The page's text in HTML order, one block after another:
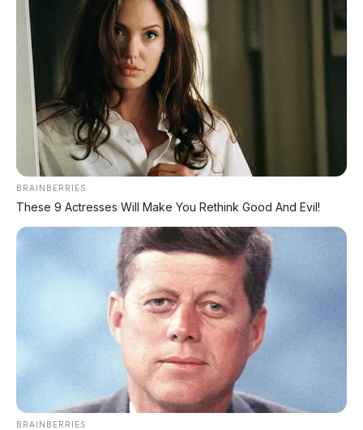
PROMO TERBATAS!
MILIKI MOBIL IMPIAN
KREDIT MOBIL
✔ TANPA DP
GRATIS ANGSURAN 1X
GRATIS BALIK NAMA
CEK UNIT SEKARANG
PROMO MINGGU INI
BRAINBERRIES
These 9 Actresses Will Make You Rethink Good And Evil!
BRAINBERRIES